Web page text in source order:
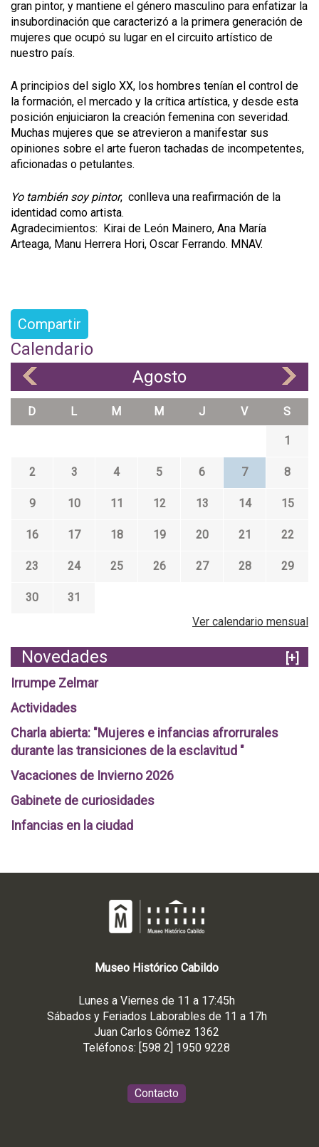
gran pintor, y mantiene el género masculino para enfatizar la
insubordinación que caracterizó a la primera generación de
mujeres que ocupó su lugar en el circuito artístico de
nuestro país.
A principios del siglo XX, los hombres tenían el control de
la formación, el mercado y la crítica artística, y desde esta
posición enjuiciaron la creación femenina con severidad.
Muchas mujeres que se atrevieron a manifestar sus
opiniones sobre el arte fueron tachadas de incompetentes,
aficionadas o petulantes.
Yo también soy pintor, conlleva una reafirmación de la
identidad como artista.
Agradecimientos: Kirai de León Mainero, Ana María
Arteaga, Manu Herrera Hori, Oscar Ferrando. MNAV.
Compartir
Calendario
Agosto
D L M M J V S
1
2 3 4 5 6 7 8
9 10 11 12 13 14 15
16 17 18 19 20 21 22
23 24 25 26 27 28 29
30
31
Ver calendario mensual
Novedades
[+]
Irrumpe Zelmar
Actividades
Charla abierta: "Mujeres e infancias afrorrurales
durante las transiciones de la esclavitud "
Vacaciones de Invierno 2026
Gabinete de curiosidades
Infancias en la ciudad
Museo Histórico Cabildo
Lunes a Viernes de 11 a 17:45h
Sábados y Feriados Laborables de 11 a 17h
Juan Carlos Gómez 1362
Teléfonos: [598 2] 1950 9228
Contacto